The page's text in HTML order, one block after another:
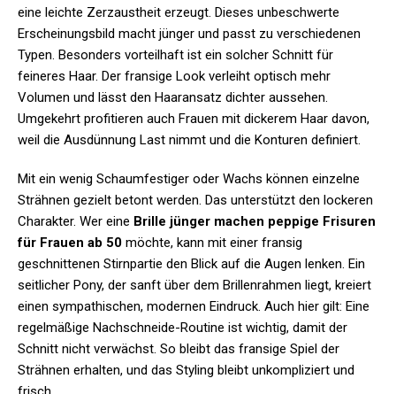
eine leichte Zerzaustheit erzeugt. Dieses unbeschwerte
Erscheinungsbild macht jünger und passt zu verschiedenen
Typen. Besonders vorteilhaft ist ein solcher Schnitt für
feineres Haar. Der fransige Look verleiht optisch mehr
Volumen und lässt den Haaransatz dichter aussehen.
Umgekehrt profitieren auch Frauen mit dickerem Haar davon,
weil die Ausdünnung Last nimmt und die Konturen definiert.
Mit ein wenig Schaumfestiger oder Wachs können einzelne
Strähnen gezielt betont werden. Das unterstützt den lockeren
Charakter. Wer eine Brille jünger machen peppige Frisuren
für Frauen ab 50 möchte, kann mit einer fransig
geschnittenen Stirnpartie den Blick auf die Augen lenken. Ein
seitlicher Pony, der sanft über dem Brillenrahmen liegt, kreiert
einen sympathischen, modernen Eindruck. Auch hier gilt: Eine
regelmäßige Nachschneide-Routine ist wichtig, damit der
Schnitt nicht verwächst. So bleibt das fransige Spiel der
Strähnen erhalten, und das Styling bleibt unkompliziert und